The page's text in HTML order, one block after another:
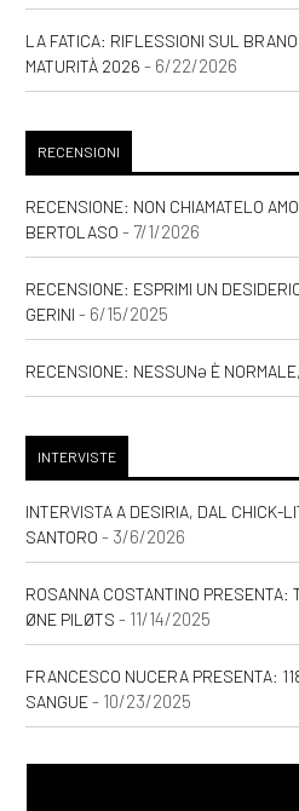
LA FATICA: RIFLESSIONI SUL
MATURITÀ 2026 - 6/22/2026
RECENSIONI
RECENSIONE: NON CHIAMATELO
BERTOLASO - 7/1/2026
RECENSIONE: ESPRIMI UN
GERINI - 6/15/2025
RECENSIONE: NESSUNƏ È
INTERVISTE
INTERVISTA A DESIRIA, DAL CHICK-
SANTORO - 3/6/2026
ROSANNA COSTANTINO PRESENTA:
ØNE PILØTS - 11/14/2025
FRANCESCO NUCERA PRESENTA:
SANGUE- 10/23/2025